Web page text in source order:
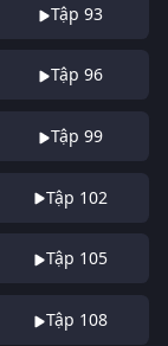
Tập 93
Tập 96
Tập 99
Tập 102
Tập 105
Tập 108